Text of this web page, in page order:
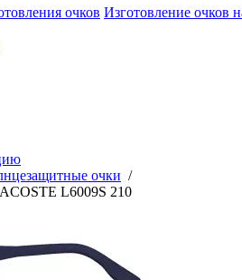
очков Изготовление очков
очки /
L6009S 210